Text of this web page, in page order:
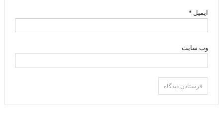
ایمیل *
وب‌ سایت